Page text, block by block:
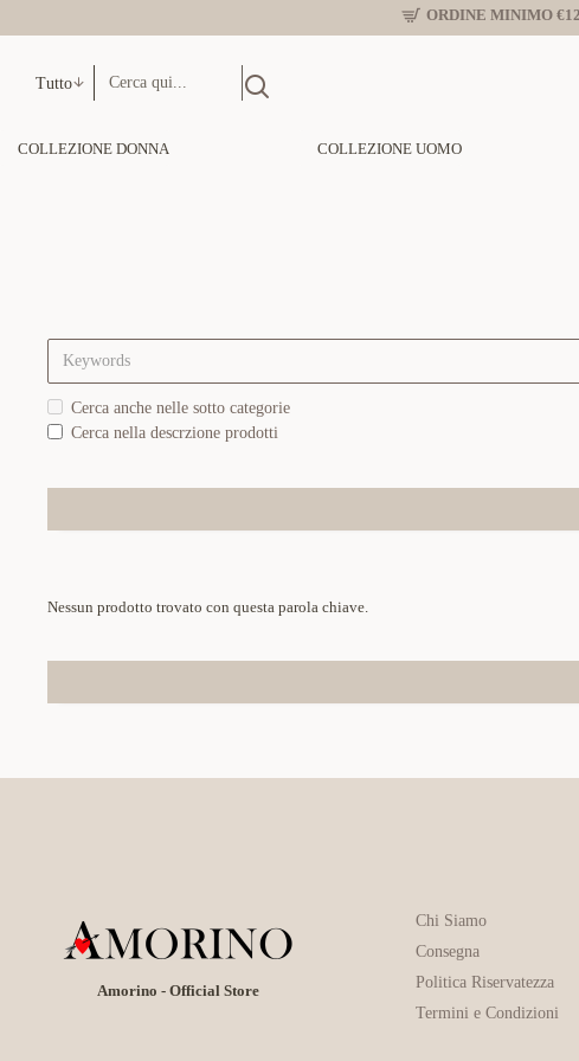
ORDINE MINIMO
Tutto
COLLEZIONE DONNA COLLEZIONE UOMO
Cerca anche nelle sotto categorie
Cerca nella descrzione prodotti
Nessun prodotto trovato con questa parola chiave.
Amorino - Official Store
Chi Siamo
Consegna
Politica Riservatezza
Termini e Condizioni